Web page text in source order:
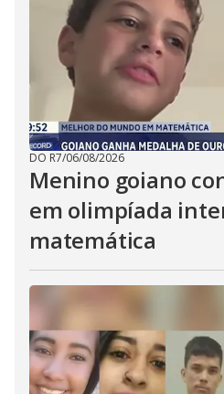
DO R7/06/08/2026
Menino goiano
em olimpíada
matemática